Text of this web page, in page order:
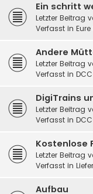
Ein schritt
Letzter Beitrag
Verfasst in
Andere
Letzter Beitrag
Verfasst in
DigiTrains
Letzter Beitrag
Verfasst in
Kostenlose
Letzter Beitrag
Verfasst in
Aufbau